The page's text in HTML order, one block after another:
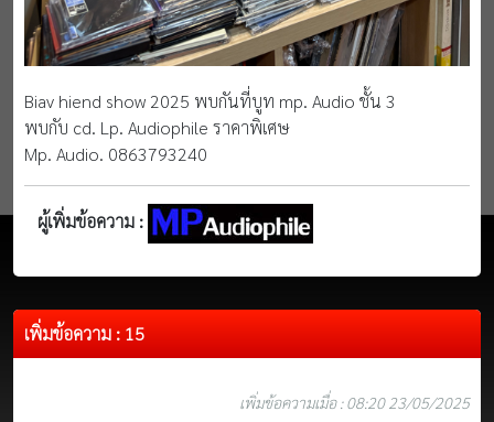
Biav hiend show 2025 พบกันที่บูท mp. Audio ชั้น 3
พบกับ cd. Lp. Audiophile ราคาพิเศษ
Mp. Audio. 0863793240
ผู้เพิ่มข้อความ :
เพิ่มข้อความ : 15
เพิ่มข้อความเมื่อ : 08:20 23/05/2025